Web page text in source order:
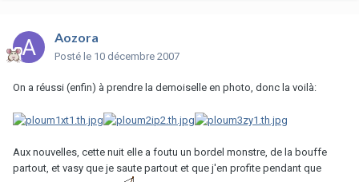
Aozora
Posté le 10 décembre 2007
On a réussi (enfin) à prendre la demoiselle en photo, donc la voilà:
Aux nouvelles, cette nuit elle a foutu un bordel monstre, de la bouffe
partout, et vasy que je saute partout et que j'en profite pendant que